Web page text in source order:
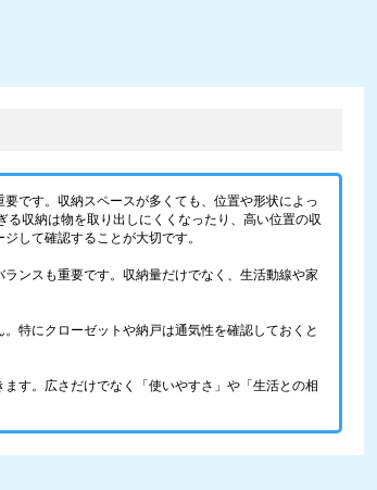
です。収納スペースが多くても、位置や形状によっ
収納は物を取り出しにくくなったり、高い位置の収
して確認することが大切です。
ンスも重要です。収納量だけでなく、生活動線や家
特にクローゼットや納戸は通気性を確認しておくと
す。広さだけでなく「使いやすさ」や「生活との相